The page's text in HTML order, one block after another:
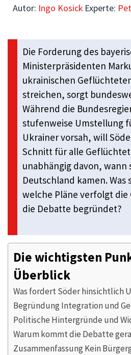
Autor: Ingo Kosick Experte:
Die Forderung des
Ministerpräsidenten
ukrainischen
streichen, sorgt
Während die
stufenweise Umstellung
Ukrainer vorsah, will
Schnitt für alle
unabhängig davon, wann
Deutschland kamen.
welche Pläne verfolgt die
die Debatte begründet?
Die wichtigsten
Überblick
Was fordert Söder hinsichtlich
Begründung Integration und
Politische Hintergründe und
Warum kommt die Debatte
Zusammenfassung Kein